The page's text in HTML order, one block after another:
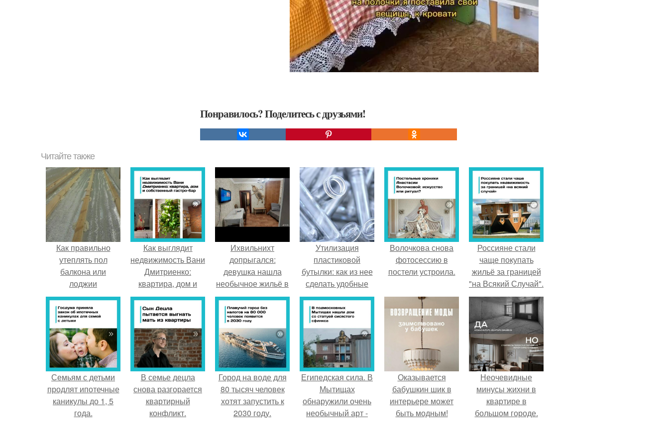
Понравилось? Поделитесь с друзьями!
Читайте также
Как правильно
утеплять пол
балкона или
лоджии
Как выглядит
недвижимость Вани
Дмитриенко:
квартира, дом и
собственный гастро
- бар.
Ихвильнихт
допрыгался:
девушка нашла
необычное жильё в
Пятигорске.
Утилизация
пластиковой
бутылки: как из нее
сделать удобные
вещи
Волочкова снова
фотосессию в
постели устроила.
Россияне стали
чаще покупать
жильё за границей
"на Всякий Случай".
Семьям с детьми
продлят ипотечные
каникулы до 1, 5
года.
В семье децла
снова разгорается
квартирный
конфликт.
Город на воде для
80 тысяч человек
хотят запустить к
2030 году.
Египедская сила. В
Мытищах
обнаружили очень
необычный арт -
Оказывается
бабушкин шик в
интерьере может
быть модным!
Неочевидные
минусы жихни в
квартире в
большом городе.